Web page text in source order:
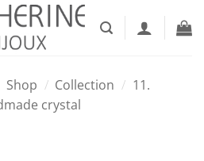
Shop / Collection / 11.
crystal